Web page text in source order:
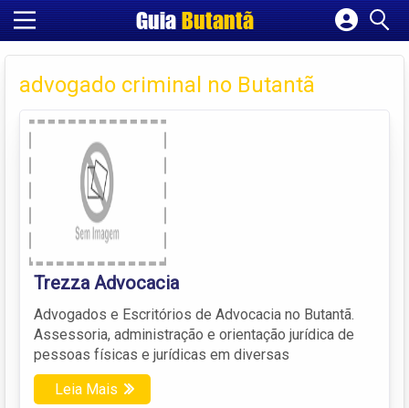
GuiaButantã
Cadastrar empresa
Criar conta
advogado criminal no Butantã
Trezza Advocacia
Advogados e Escritórios de Advocacia no Butantã.
Assessoria, administração e orientação jurídica de
pessoas físicas e jurídicas em diversas
Leia Mais